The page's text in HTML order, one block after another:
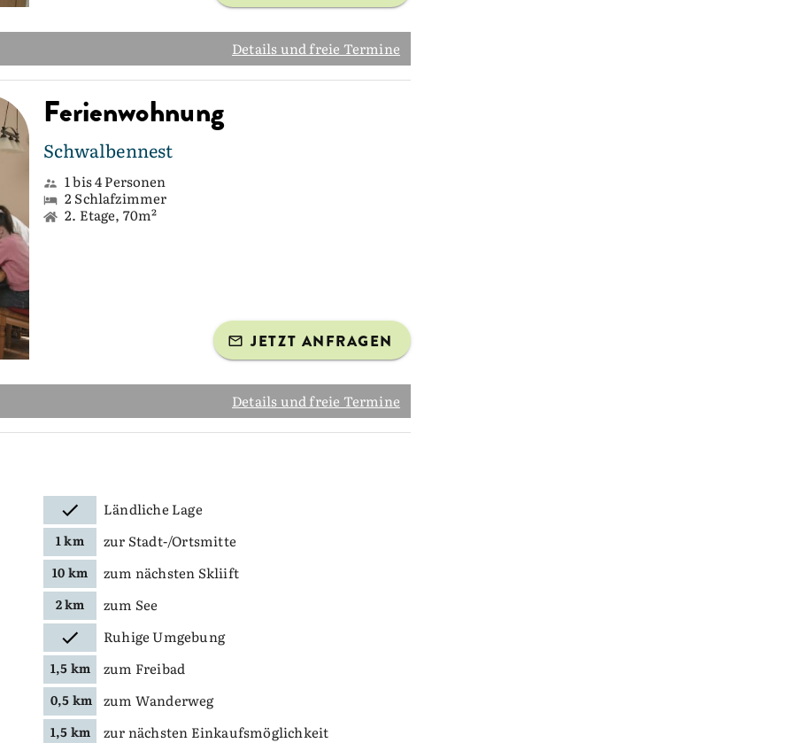
Details und freie Termine
Ferienwohnung
Schwalbennest
1 bis 4 Personen
2 Schlafzimmer
2. Etage, 70m²
JETZT ANFRAGEN
Details und freie Termine
Ländliche Lage
1 km zur Stadt-/Ortsmitte
10 km zum nächsten Skliift
2 km
zum See
Ruhige Umgebung
1,5 km zum Freibad
0,5 km zum Wanderweg
1,5 km zur nächsten Einkaufsmöglichkeit